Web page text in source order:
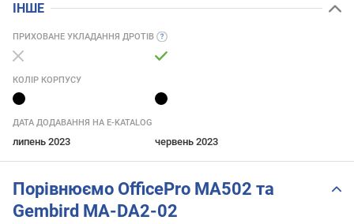
ІНШЕ
ПРИХОВАНЕ УКЛАДАННЯ ДРОТІВ
КОЛІР КОРПУСУ
ДАТА ДОДАВАННЯ НА E-KATALOG
липень 2023 червень 2023
Порівнюємо OfficePro MA502 та
Gembird MA-DA2-02